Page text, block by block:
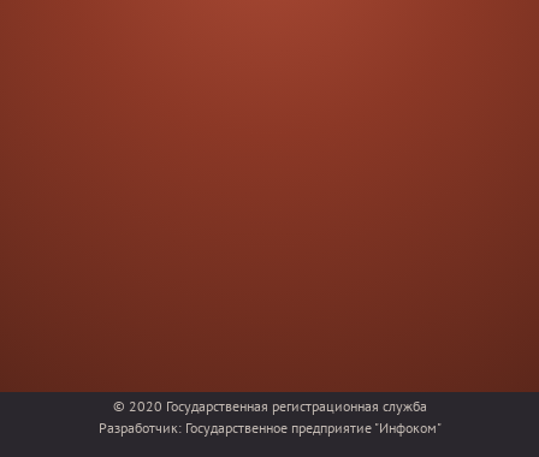
© 2020 Государственная регистрационная служба
Разработчик: Государственное предприятие "Инфоком"